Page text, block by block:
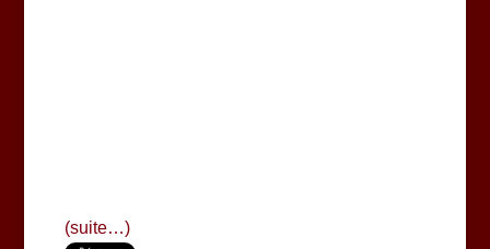
(suite…)